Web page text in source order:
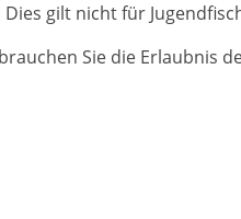
gilt nicht für
Sie die Erlaubnis